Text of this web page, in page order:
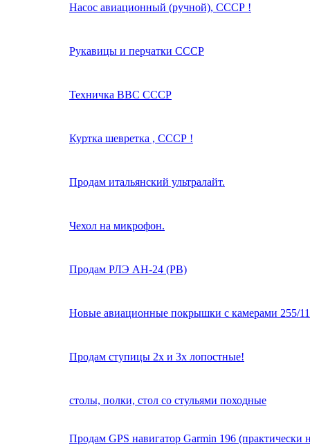
Насос авиационный (ручной), СССР !
Рукавицы и перчатки СССР
Техничка ВВС СССР
Куртка шевретка , СССР !
Продам итальянский ультралайт.
Чехол на микрофон.
Продам РЛЭ АН-24 (РВ)
Новые авиационные покрышки с камерами 255/
Продам ступицы 2х и 3х лопостные!
столы, полки, стол со стульями походные
Продам GPS навигатор Garmin 196 (практически